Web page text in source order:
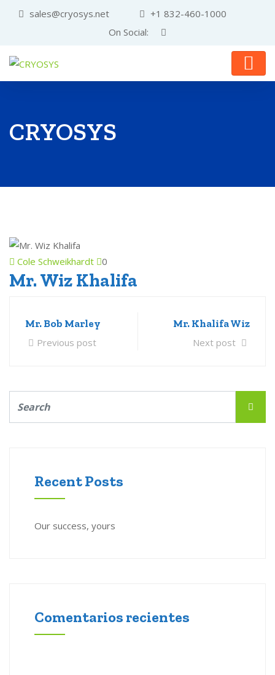
sales@cryosys.net
+1 832-460-1000
On Social:
CRYOSYS
Cole Schweikhardt 0
Mr. Wiz Khalifa
Mr. Bob Marley
Previous post
Mr. Khalifa Wiz
Next post
Recent Posts
Our success, yours
Comentarios recientes